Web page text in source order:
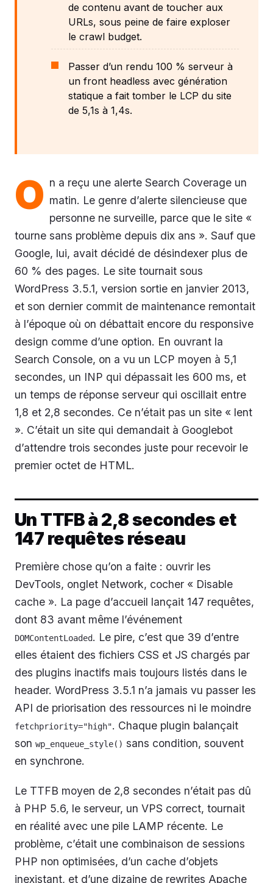
de contenu avant de toucher aux
URLs, sous peine de faire exploser
le crawl budget.
Passer d’un rendu 100 % serveur à
un front headless avec génération
statique a fait tomber le LCP du site
de 5,1s à 1,4s.
O n a reçu une alerte Search Coverage un
matin. Le genre d’alerte silencieuse que
personne ne surveille, parce que le site «
tourne sans problème depuis dix ans ». Sauf que
Google, lui, avait décidé de désindexer plus de
60 % des pages. Le site tournait sous
WordPress 3.5.1, version sortie en janvier 2013,
et son dernier commit de maintenance remontait
à l’époque où on débattait encore du responsive
design comme d’une option. En ouvrant la
Search Console, on a vu un LCP moyen à 5,1
secondes, un INP qui dépassait les 600 ms, et
un temps de réponse serveur qui oscillait entre
1,8 et 2,8 secondes. Ce n’était pas un site « lent
». C’était un site qui demandait à Googlebot
d’attendre trois secondes juste pour recevoir le
premier octet de HTML.
Un TTFB à 2,8 secondes et
147 requêtes réseau
Première chose qu’on a faite : ouvrir les
DevTools, onglet Network, cocher « Disable
cache ». La page d’accueil lançait 147 requêtes,
dont 83 avant même l’événement
DOMContentLoaded. Le pire, c’est que 39 d’entre
elles étaient des fichiers CSS et JS chargés par
des plugins inactifs mais toujours listés dans le
header. WordPress 3.5.1 n’a jamais vu passer les
API de priorisation des ressources ni le moindre
fetchpriority="high". Chaque plugin balançait
son wp_enqueue_style() sans condition, souvent
en synchrone.
Le TTFB moyen de 2,8 secondes n’était pas dû
à PHP 5.6, le serveur, un VPS correct, tournait
en réalité avec une pile LAMP récente. Le
problème, c’était une combinaison de sessions
PHP non optimisées, d’un cache d’objets
inexistant, et d’une dizaine de rewrites Apache